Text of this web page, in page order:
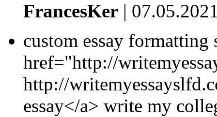
FrancesKer |
custom essay formatting
href="http://
http://
essay</a> write my